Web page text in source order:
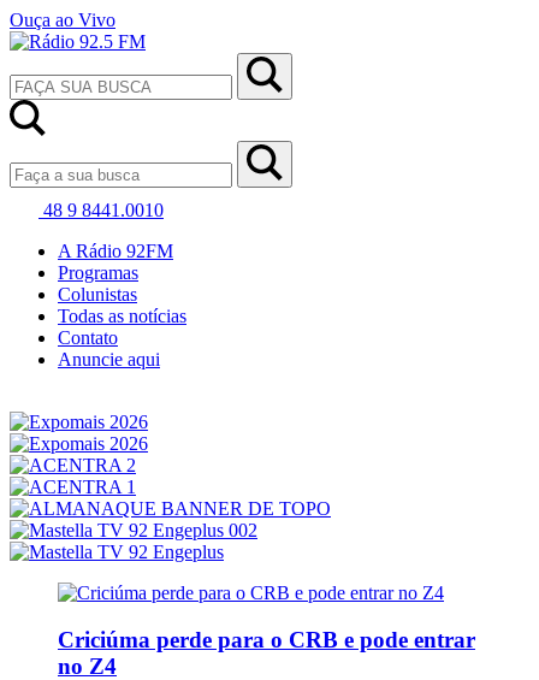
Ouça ao Vivo
48 9 8441.0010
A Rádio 92FM
Programas
Colunistas
Todas as notícias
Contato
Anuncie aqui
Criciúma perde para o CRB e pode entrar
no Z4